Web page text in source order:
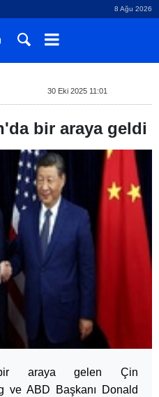
8 Ağu 2026
30 Eki 2025 11:01
bir araya geldi
bir araya gelen Çin
ve ABD Başkanı Donald